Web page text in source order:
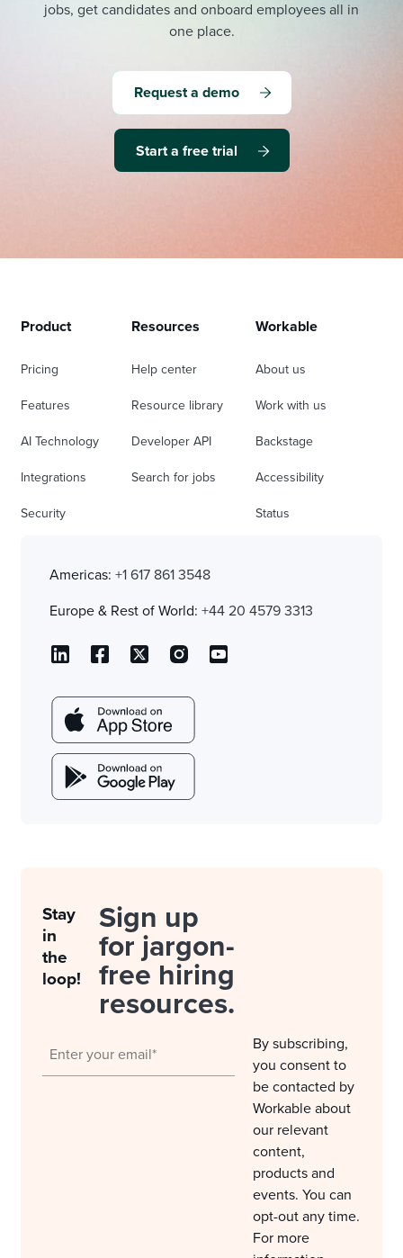
jobs, get candidates and onboard employees all in
one place.
Request a demo
Start a free trial
Product
Pricing
Features
AI Technology
Integrations
Security
Resources
Help center
Resource library
Developer API
Search for jobs
Workable
About us
Work with us
Backstage
Accessibility
Status
Americas: +1 617 861 3548
Europe & Rest of World: +44 20 4579 3313
Stay
in
the
loop!
Sign up
for jargon-
free hiring
resources.
By subscribing,
you consent to
be contacted by
Workable about
our relevant
content,
products and
events. You can
opt-out any time.
For more